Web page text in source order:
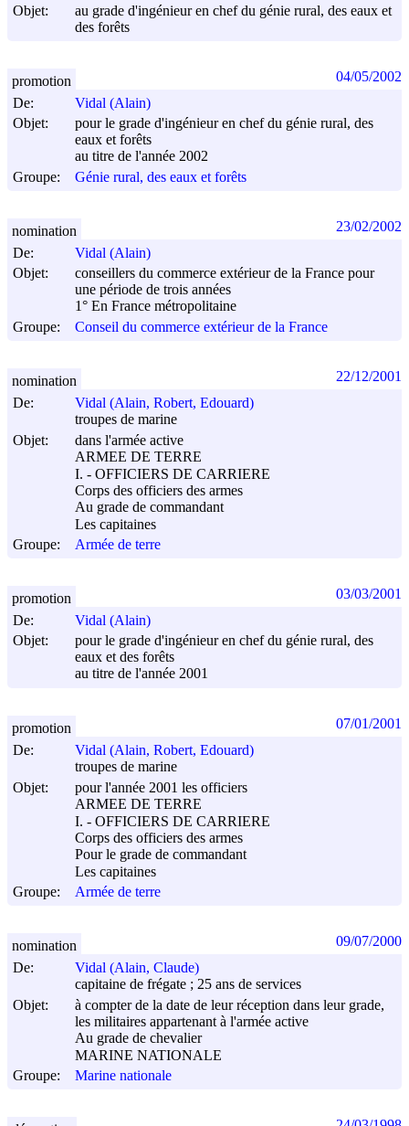
Objet:
au grade d'ingénieur en chef du génie rural, des eaux et
des forêts
De:
Vidal (Alain)
Objet:
pour le grade d'ingénieur en chef du génie rural, des
eaux et forêts
au titre de l'année 2002
Groupe:
Génie rural, des eaux et forêts
promotion 04/05/2002
De:
Vidal (Alain)
Objet:
conseillers du commerce extérieur de la France pour
une période de trois années
1° En France métropolitaine
Groupe:
Conseil du commerce extérieur de la France
nomination 23/02/2002
De:
Vidal (Alain, Robert, Edouard)
troupes de marine
Objet:
dans l'armée active
ARMEE DE TERRE
I. - OFFICIERS DE CARRIERE
Corps des officiers des armes
Au grade de commandant
Les capitaines
Groupe:
Armée de terre
nomination 22/12/2001
De:
Vidal (Alain)
Objet:
pour le grade d'ingénieur en chef du génie rural, des
eaux et des forêts
au titre de l'année 2001
promotion 03/03/2001
De:
Vidal (Alain, Robert, Edouard)
troupes de marine
Objet:
pour l'année 2001 les officiers
ARMEE DE TERRE
I. - OFFICIERS DE CARRIERE
Corps des officiers des armes
Pour le grade de commandant
Les capitaines
Groupe:
Armée de terre
promotion 07/01/2001
De:
Vidal (Alain, Claude)
capitaine de frégate ; 25 ans de services
Objet:
à compter de la date de leur réception dans leur grade,
les militaires appartenant à l'armée active
Au grade de chevalier
MARINE NATIONALE
Groupe:
Marine nationale
nomination 09/07/2000